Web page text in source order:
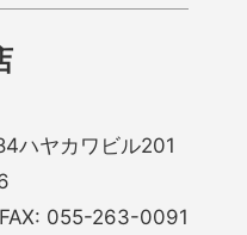
ハヤカワビル201
FAX: 055-263-0091